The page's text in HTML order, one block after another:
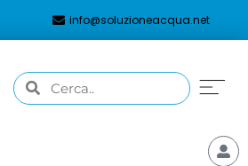
info@soluzioneacqua.net